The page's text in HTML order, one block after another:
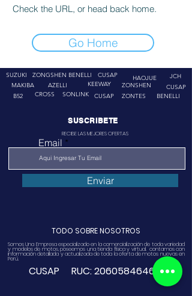
Check the URL, or head back home.
Go Home
SUZUKI
ZONGSHEN
MAKIBA
AZELLI
BENELLI
CUSAP
KEEWAY
B52
CROSS SONLINK CUSAP
HAOJUE
JCH
ZONSHEN
ZONTES
CUSAP
BENELLI
SUSCRIBETE
RECIBE LAS MEJORES OFERTAS
Email
Enviar
TODO SOBRE NOSOTROS
Somos Una Empresa especializado en la comercialización de toda variedad
y modelos de motos, poseemos una tienda física y virtual. contamos con
información detallada y actualizada de toda la oferta de motos nuevas en
Perú.
CUSAP RUC:20605846468